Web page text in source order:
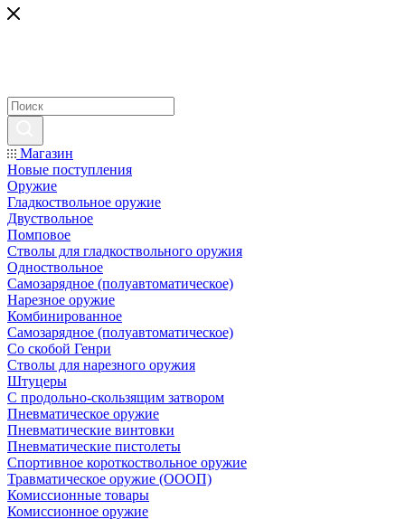
Магазин
Новые поступления
Оружие
Гладкоствольное оружие
Двуствольное
Помповое
Стволы для гладкоствольного оружия
Одноствольное
Самозарядное (полуавтоматическое)
Нарезное оружие
Комбинированное
Самозарядное (полуавтоматическое)
Со скобой Генри
Стволы для нарезного оружия
Штуцеры
С продольно-скользящим затвором
Пневматическое оружие
Пневматические винтовки
Пневматические пистолеты
Спортивное короткоствольное оружие
Травматическое оружие (ОООП)
Комиссионные товары
Комиссионное оружие